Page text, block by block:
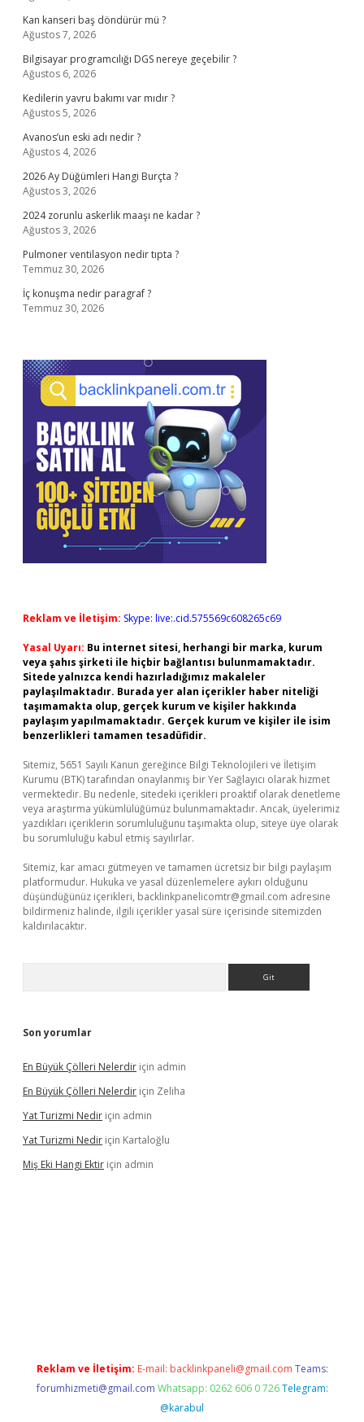
Kan kanseri baş döndürür mü ?
Ağustos 7, 2026
Bilgisayar programcılığı DGS nereye geçebilir ?
Ağustos 6, 2026
Kedilerin yavru bakımı var mıdır ?
Ağustos 5, 2026
Avanos’un eski adı nedir ?
Ağustos 4, 2026
2026 Ay Düğümleri Hangi Burçta ?
Ağustos 3, 2026
2024 zorunlu askerlik maaşı ne kadar ?
Ağustos 3, 2026
Pulmoner ventilasyon nedir tıpta ?
Temmuz 30, 2026
İç konuşma nedir paragraf ?
Temmuz 30, 2026
Reklam ve İletişim: Skype: live:.cid.575569c608265c69
Yasal Uyarı: Bu internet sitesi, herhangi bir marka, kurum
veya şahıs şirketi ile hiçbir bağlantısı bulunmamaktadır.
Sitede yalnızca kendi hazırladığımız makaleler
paylaşılmaktadır. Burada yer alan içerikler haber niteliği
taşımamakta olup, gerçek kurum ve kişiler hakkında
paylaşım yapılmamaktadır. Gerçek kurum ve kişiler ile isim
benzerlikleri tamamen tesadüfidir.
Sitemiz, 5651 Sayılı Kanun gereğince Bilgi Teknolojileri ve İletişim
Kurumu (BTK) tarafından onaylanmış bir Yer Sağlayıcı olarak hizmet
vermektedir. Bu nedenle, sitedeki içerikleri proaktif olarak denetleme
veya araştırma yükümlülüğümüz bulunmamaktadır. Ancak, üyelerimiz
yazdıkları içeriklerin sorumluluğunu taşımakta olup, siteye üye olarak
bu sorumluluğu kabul etmiş sayılırlar.
Sitemiz, kar amacı gütmeyen ve tamamen ücretsiz bir bilgi paylaşım
platformudur. Hukuka ve yasal düzenlemelere aykırı olduğunu
düşündüğünüz içerikleri, backlinkpanelicomtr@gmail.com adresine
bildirmeniz halinde, ilgili içerikler yasal süre içerisinde sitemizden
kaldırılacaktır.
Son yorumlar
En Büyük Çölleri Nelerdir için admin
En Büyük Çölleri Nelerdir için Zeliha
Yat Turizmi Nedir için admin
Yat Turizmi Nedir için Kartaloğlu
Miş Eki Hangi Ektir için admin
Reklam ve İletişim: E-mail: backlinkpaneli@gmail.com Teams:
forumhizmeti@gmail.com Whatsapp: 0262 606 0 726 Telegram:
@karabul